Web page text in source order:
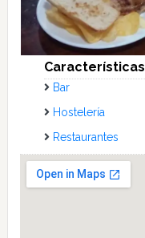
Características
Bar
Hostelería
Restaurantes